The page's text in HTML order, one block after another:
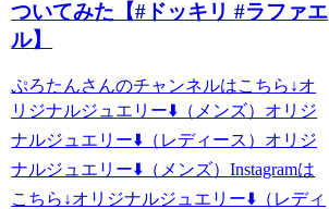
ついてみた【#ドッキリ #ラファエ
ル】
ぷろたんさんのチャンネルはこちら↓オ
リジナルジュエリー⬇️（メンズ）オリジ
ナルジュエリー⬇️（レディース）オリジ
ナルジュエリー⬇️（メンズ）Instagramは
こちら↓オリジナルジュエリー⬇️（レディ